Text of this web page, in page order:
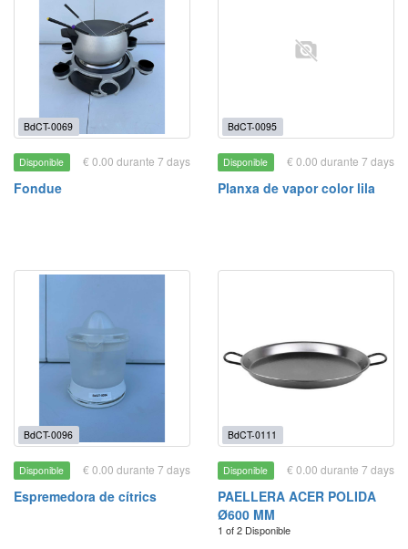
BdCT-0069
Disponible € 0.00 durante 7 days
Fondue
BdCT-0095
Disponible € 0.00 durante 7 days
Planxa de vapor color lila
BdCT-0096
Disponible € 0.00 durante 7 days
Espremedora de cítrics
BdCT-0111
Disponible € 0.00 durante 7 days
PAELLERA ACER POLIDA
Ø600 MM
1 of 2 Disponible